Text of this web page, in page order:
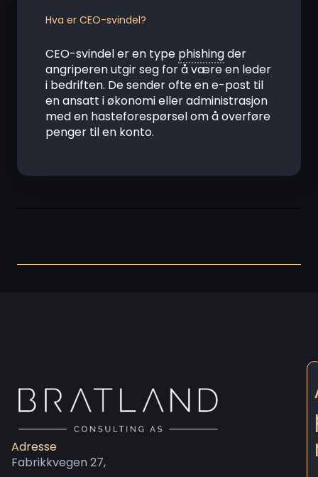
Hva er CEO-svindel?
CEO-svindel er en type phishingder
angriperen utgir seg for å være en leder
i bedriften. De sender ofte en e-post til
en ansatt i økonomi eller administrasjon
med en hasteforespørsel om å overføre
penger til en konto.
Adresse
Fabrikkvegen 27,